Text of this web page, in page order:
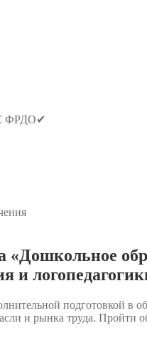
ФРДО✔
и
подготовкой в
и рынка труда.